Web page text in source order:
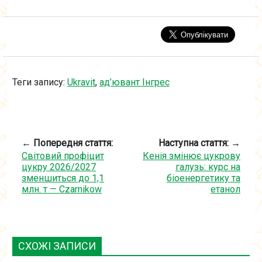
Теги запису: Ukravit, ад’ювант Інгрес
← Попередня стаття:
Світовий профіцит
цукру 2026/2027
зменшиться до 1,1
млн. т — Czarnikow
Наступна стаття: →
Кенія змінює цукрову
галузь: курс на
біоенергетику та
етанол
СХОЖІ ЗАПИСИ